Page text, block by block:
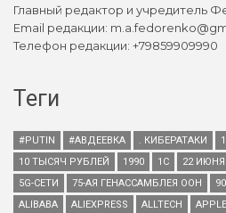
Главный редактор и учредитель
Email редакции:
Телефон редакции: +79859909990
Теги
#PUTIN #АВДЕЕВКА . КИБЕРАТАКИ
10 ТЫСЯЧ РУБЛЕЙ
1990 1С 22 ИЮНЯ
5G-СЕТИ
75-АЯ ГЕНАССАМБЛЕЯ ООН
ALIBABA
ALIEXPRESS ALLTECH APPLE